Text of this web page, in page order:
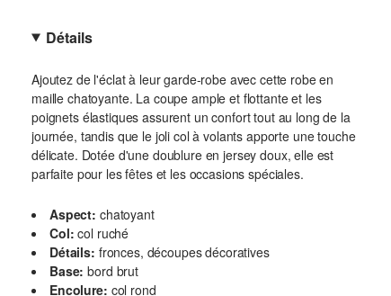
Détails
Ajoutez de l'éclat à leur garde-robe avec cette robe en
maille chatoyante. La coupe ample et flottante et les
poignets élastiques assurent un confort tout au long de la
journée, tandis que le joli col à volants apporte une touche
délicate. Dotée d'une doublure en jersey doux, elle est
parfaite pour les fêtes et les occasions spéciales.
Aspect: chatoyant
Col: col ruché
Détails: fronces, découpes décoratives
Base: bord brut
Encolure: col rond